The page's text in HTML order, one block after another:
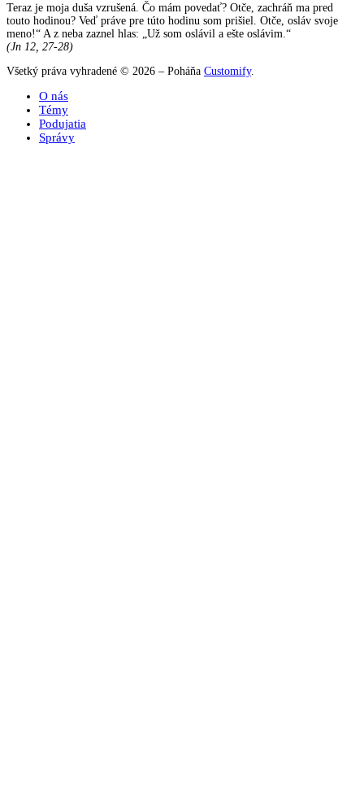
Teraz je moja duša vzrušená. Čo mám povedať? Otče, zachráň ma pred
touto hodinou? Veď práve pre túto hodinu som prišiel. Otče, osláv svoje
meno!“ A z neba zaznel hlas: „Už som oslávil a ešte oslávim.“
(Jn 12, 27-28)
Všetký práva vyhradené © 2026 – Poháňa Customify.
O nás
Témy
Podujatia
Správy